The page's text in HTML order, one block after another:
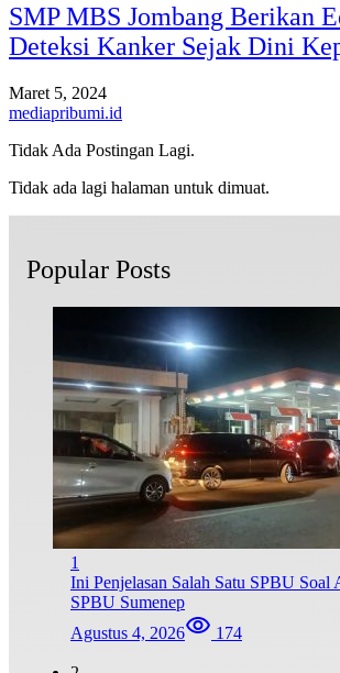
SMP MBS Jombang Berikan
Deteksi Kanker Sejak Dini
Maret 5, 2024
mediapribumi.id
Tidak Ada Postingan Lagi.
Tidak ada lagi halaman untuk dimuat.
Popular Posts
1
Ini Penjelasan Salah Satu SPBU
SPBU Sumenep
Agustus 4, 2026
174